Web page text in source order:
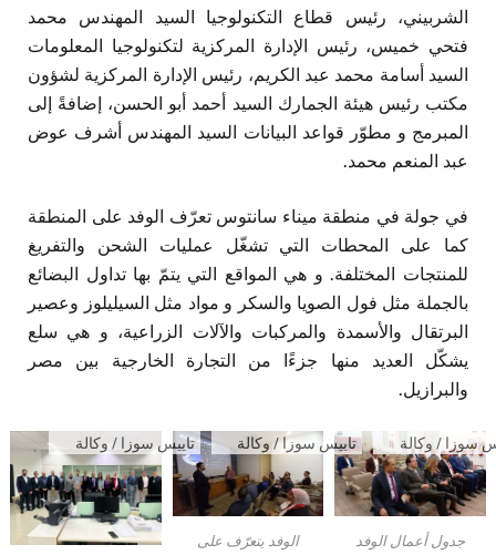
الشربيني، رئيس قطاع التكنولوجيا السيد المهندس محمد
فتحي خميس، رئيس الإدارة المركزية لتكنولوجيا المعلومات
السيد أسامة محمد عبد الكريم، رئيس الإدارة المركزية لشؤون
مكتب رئيس هيئة الجمارك السيد أحمد أبو الحسن، إضافةً إلى
المبرمج و مطوّر قواعد البيانات السيد المهندس أشرف عوض
عبد المنعم محمد.
في جولة في منطقة ميناء سانتوس تعرّف الوفد على المنطقة
كما على المحطات التي تشغّل عمليات الشحن والتفريغ
للمنتجات المختلفة. و هي المواقع التي يتمّ بها تداول البضائع
بالجملة مثل فول الصويا والسكر و مواد مثل السيليلوز وعصير
البرتقال والأسمدة والمركبات والآلات الزراعية، و هي سلع
يشكّل العديد منها جزءًا من التجارة الخارجية بين مصر
والبرازيل.
سوزا / وكالة
العربية
جدول أعمال الوفد
تاييس سوزا / وكالة
الأنباء العربية
البرازيلية
الوفد يتعرّف على
تاييس سوزا / وكالة
الأنباء العربية
البرازيلية